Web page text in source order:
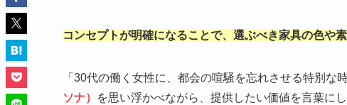
コンセプトが明確になることで、選ぶべき家具の色や
「30代の働く女性に、都会の喧騒を忘れさせる特別な
ソナ）
を思い浮かべながら、提供したい価値を言葉にし